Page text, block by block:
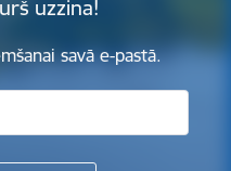
uzzina!
savā e-pastā.